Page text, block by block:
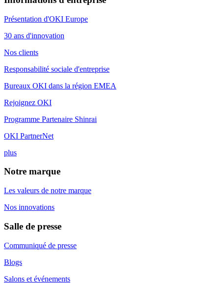
Présentation d'OKI Europe
30 ans d'innovation
Nos clients
Responsabilité sociale d'entreprise
Bureaux OKI dans la région EMEA
Rejoignez OKI
Programme Partenaire Shinrai
OKI PartnerNet
plus
Notre marque
Les valeurs de notre marque
Nos innovations
Salle de presse
Communiqué de presse
Blogs
Salons et événements